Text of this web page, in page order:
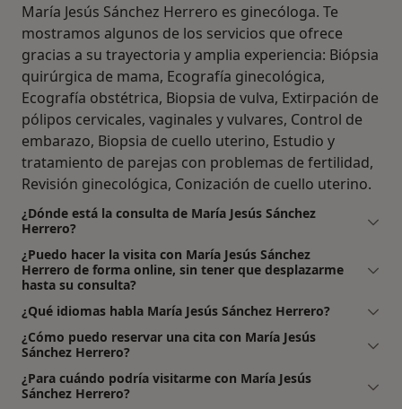
María Jesús Sánchez Herrero es ginecóloga. Te
mostramos algunos de los servicios que ofrece
gracias a su trayectoria y amplia experiencia: Biópsia
quirúrgica de mama, Ecografía ginecológica,
Ecografía obstétrica, Biopsia de vulva, Extirpación de
pólipos cervicales, vaginales y vulvares, Control de
embarazo, Biopsia de cuello uterino, Estudio y
tratamiento de parejas con problemas de fertilidad,
Revisión ginecológica, Conización de cuello uterino.
¿Dónde está la consulta de María Jesús Sánchez
Herrero?
¿Puedo hacer la visita con María Jesús Sánchez
Herrero de forma online, sin tener que desplazarme
hasta su consulta?
¿Qué idiomas habla María Jesús Sánchez Herrero?
¿Cómo puedo reservar una cita con María Jesús
Sánchez Herrero?
¿Para cuándo podría visitarme con María Jesús
Sánchez Herrero?